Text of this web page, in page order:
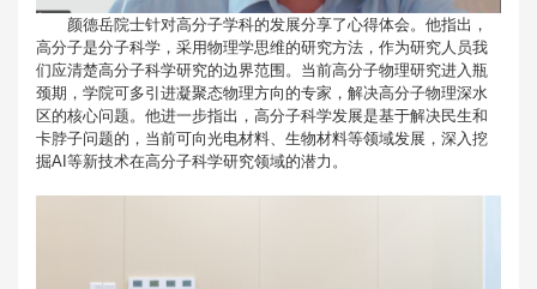
颜德岳院士针对高分子学科的发展分享了心得体会。他指出，
高分子是分子科学，采用物理学思维的研究方法，作为研究人员我
们应清楚高分子科学研究的边界范围。当前高分子物理研究进入瓶
颈期，学院可多引进凝聚态物理方向的专家，解决高分子物理深水
区的核心问题。他进一步指出，高分子科学发展是基于解决民生和
卡脖子问题的，当前可向光电材料、生物材料等领域发展，深入挖
掘AI等新技术在高分子科学研究领域的潜力。